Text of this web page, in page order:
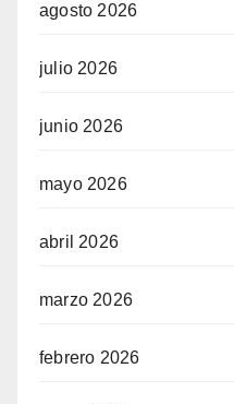
agosto 2026
julio 2026
junio 2026
mayo 2026
abril 2026
marzo 2026
febrero 2026